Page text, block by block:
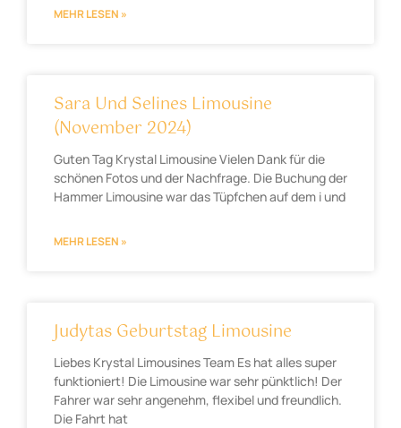
MEHR LESEN »
Sara Und Selines Limousine
(November 2024)
Guten Tag Krystal Limousine Vielen Dank für die
schönen Fotos und der Nachfrage. Die Buchung der
Hammer Limousine war das Tüpfchen auf dem i und
MEHR LESEN »
Judytas Geburtstag Limousine
Liebes Krystal Limousines Team Es hat alles super
funktioniert! Die Limousine war sehr pünktlich! Der
Fahrer war sehr angenehm, flexibel und freundlich.
Die Fahrt hat